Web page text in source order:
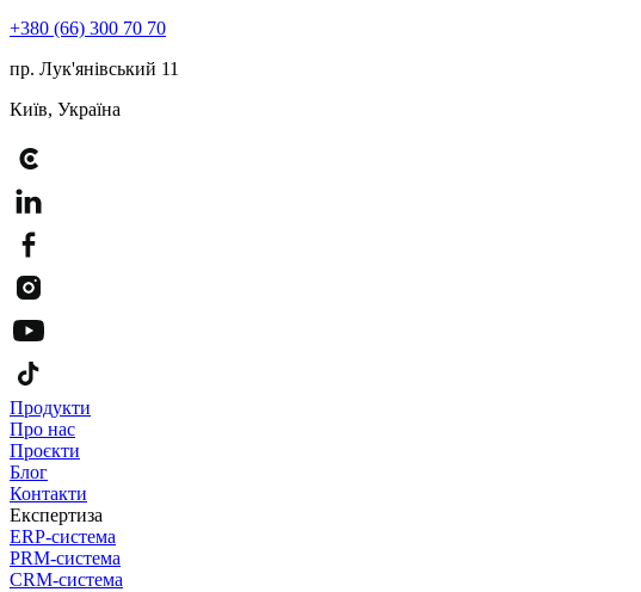
+380 (66) 300 70 70
пр. Лук'янівський 11
Київ, Україна
Продукти
Про нас
Проєкти
Блог
Контакти
Експертиза
ERP-система
PRM-система
CRM-система